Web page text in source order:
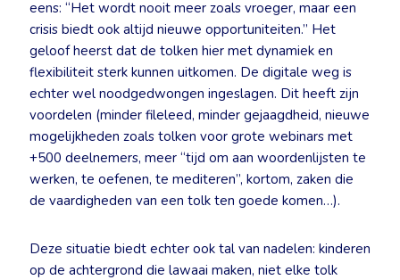
eens: “Het wordt nooit meer zoals vroeger, maar een
crisis biedt ook altijd nieuwe opportuniteiten.” Het
geloof heerst dat de tolken hier met dynamiek en
flexibiliteit sterk kunnen uitkomen. De digitale weg is
echter wel noodgedwongen ingeslagen. Dit heeft zijn
voordelen (minder fileleed, minder gejaagdheid, nieuwe
mogelijkheden zoals tolken voor grote webinars met
+500 deelnemers, meer “tijd om aan woordenlijsten te
werken, te oefenen, te mediteren”, kortom, zaken die
de vaardigheden van een tolk ten goede komen…).
Deze situatie biedt echter ook tal van nadelen: kinderen
op de achtergrond die lawaai maken, niet elke tolk